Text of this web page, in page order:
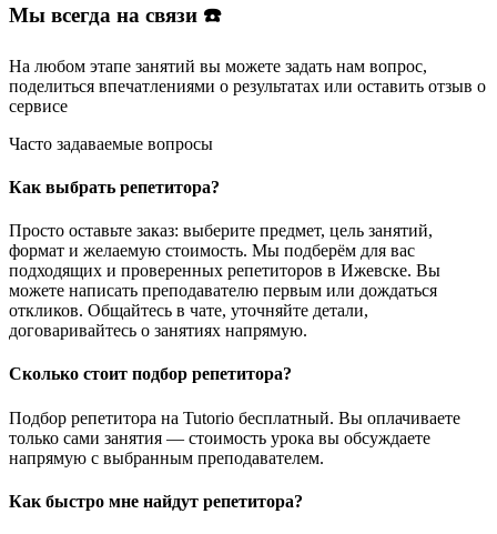
Мы всегда на связи ☎️
На любом этапе занятий вы можете задать нам вопрос,
поделиться впечатлениями о результатах или оставить отзыв о
сервисе
Часто задаваемые вопросы
Как выбрать репетитора?
Просто оставьте заказ: выберите предмет, цель занятий,
формат и желаемую стоимость. Мы подберём для вас
подходящих и проверенных репетиторов в Ижевске. Вы
можете написать преподавателю первым или дождаться
откликов. Общайтесь в чате, уточняйте детали,
договаривайтесь о занятиях напрямую.
Сколько стоит подбор репетитора?
Подбор репетитора на Tutorio бесплатный. Вы оплачиваете
только сами занятия — стоимость урока вы обсуждаете
напрямую с выбранным преподавателем.
Как быстро мне найдут репетитора?